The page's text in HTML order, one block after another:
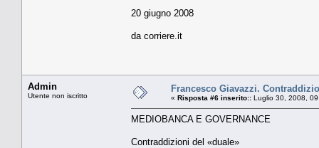
20 giugno 2008
da corriere.it
Admin
Utente non iscritto
Francesco Giavazzi.
« Risposta #6 inserito:: Luglio 30, 2008,
MEDIOBANCA E GOVERNANCE
Contraddizioni del «duale»